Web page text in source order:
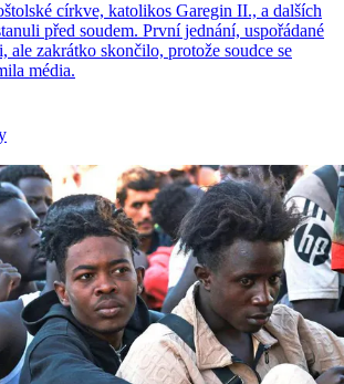
církve, katolikos Garegin II., a dalších
před soudem. První jednání, uspořádané
ale zakrátko skončilo, protože soudce se
média.